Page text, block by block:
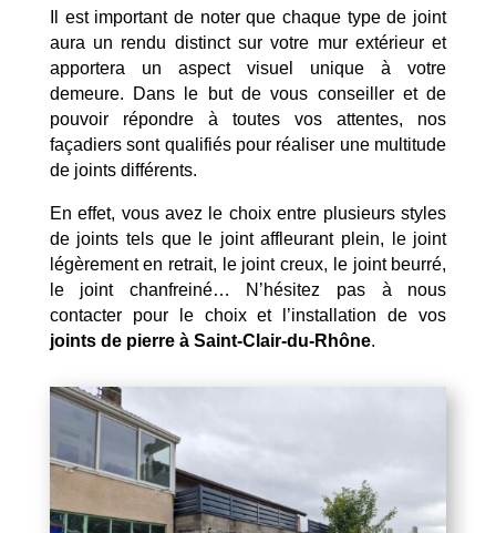
Il est important de noter que chaque type de joint
aura un rendu distinct sur votre mur extérieur et
apportera un aspect visuel unique à votre
demeure. Dans le but de vous conseiller et de
pouvoir répondre à toutes vos attentes, nos
façadiers sont qualifiés pour réaliser une multitude
de joints différents.
En effet, vous avez le choix entre plusieurs styles
de joints tels que le joint affleurant plein, le joint
légèrement en retrait, le joint creux, le joint beurré,
le joint chanfreiné… N’hésitez pas à nous
contacter pour le choix et l’installation de vos
joints de pierre à Saint-Clair-du-Rhône.